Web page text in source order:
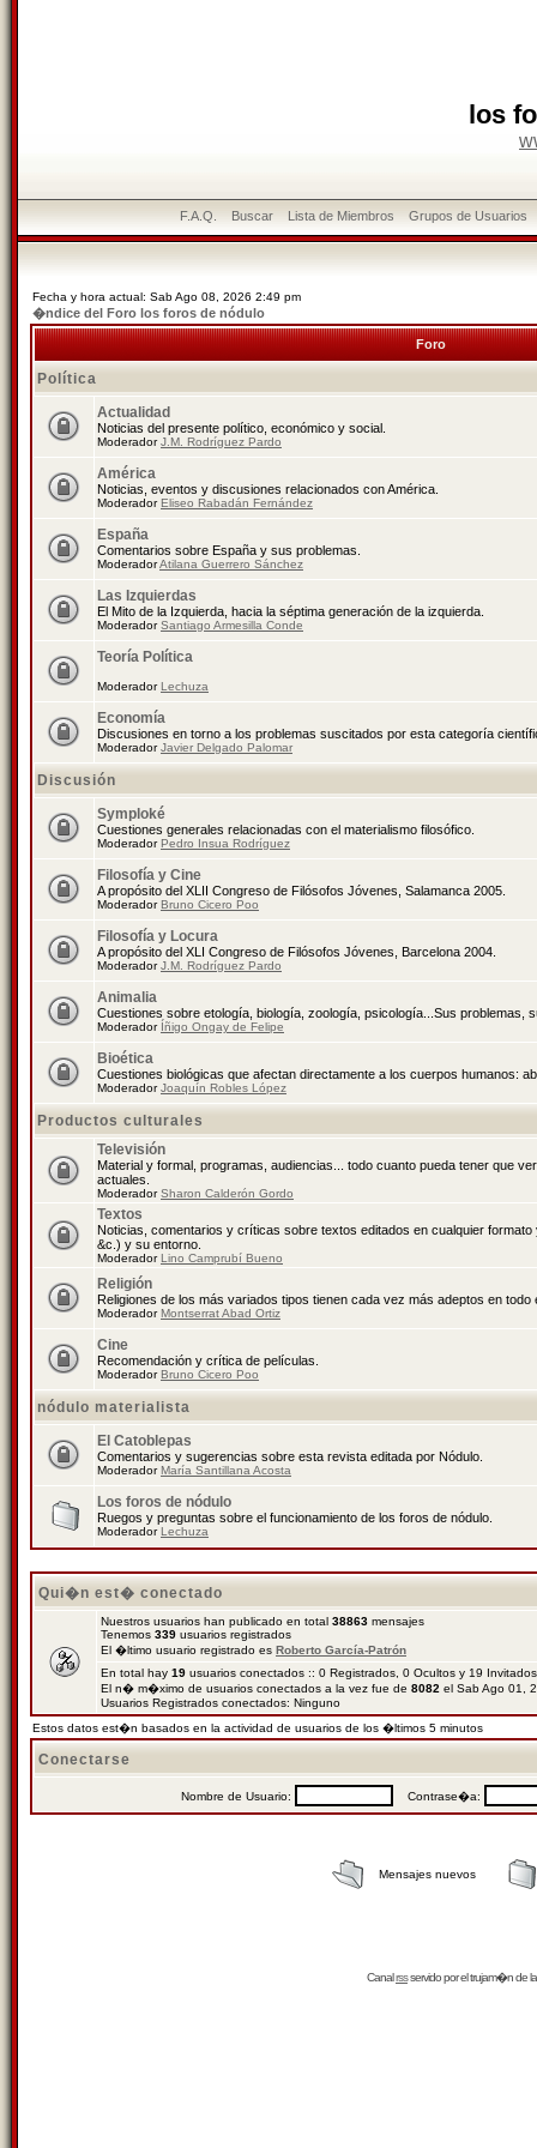
los
F.A.Q. Buscar Lista de Miembros Grupos de Usuarios
Fecha y hora actual: Sab Ago 08, 2026 2:49 pm
�ndice del Foro los foros de nódulo
Foro
Política
Actualidad
Noticias del presente político, económico y social.
ModeradorJ.M. Rodríguez Pardo
América
Noticias, eventos y discusiones relacionados con América.
ModeradorEliseo Rabadán Fernández
España
Comentarios sobre España y sus problemas.
ModeradorAtilana Guerrero Sánchez
Las Izquierdas
El Mito de la Izquierda, hacia la séptima generación de la izquierda.
ModeradorSantiago Armesilla Conde
Teoría Política
ModeradorLechuza
Economía
Discusiones en torno a los problemas suscitados por esta categoría
ModeradorJavier Delgado Palomar
Discusión
Symploké
Cuestiones generales relacionadas con el materialismo filosófico.
ModeradorPedro Insua Rodríguez
Filosofía y Cine
A propósito del XLII Congreso de Filósofos Jóvenes, Salamanca 2005.
ModeradorBruno Cicero Poo
Filosofía y Locura
A propósito del XLI Congreso de Filósofos Jóvenes, Barcelona 2004.
ModeradorJ.M. Rodríguez Pardo
Animalia
Cuestiones sobre etología, biología, zoología, psicología...Sus problemas,
Moderador Íñigo Ongay de Felipe
Bioética
Cuestiones biológicas que afectan directamente a los cuerpos humanos:
ModeradorJoaquín Robles López
Productos culturales
Televisión
Material y formal, programas, audiencias... todo cuanto pueda tener que
actuales.
ModeradorSharon Calderón Gordo
Textos
Noticias, comentarios y críticas sobre textos editados en cualquier
&c.) y su entorno.
ModeradorLino Camprubí Bueno
Religión
Religiones de los más variados tipos tienen cada vez más adeptos en todo
ModeradorMontserrat Abad Ortiz
Cine
Recomendación y crítica de películas.
ModeradorBruno Cicero Poo
nódulo materialista
El Catoblepas
Comentarios y sugerencias sobre esta revista editada por Nódulo.
ModeradorMaría Santillana Acosta
Los foros de nódulo
Ruegos y preguntas sobre el funcionamiento de los foros de nódulo.
ModeradorLechuza
Qui�n est� conectado
Nuestros usuarios han publicado en total 38863 mensajes
Tenemos 339 usuarios registrados
El �ltimo usuario registrado es Roberto García-Patrón
En total hay 19 usuarios conectados :: 0 Registrados, 0 Ocultos y 19
El n� m�ximo de usuarios conectados a la vez fue de 8082 el Sab Ago 01,
Usuarios Registrados conectados: Ninguno
Estos datos est�n basados en la actividad de usuarios de los �ltimos 5 minutos
Conectarse
Nombre de Usuario: Contrase�a:
Mensajes nuevos
Canalrssservido por eltrujam�nde